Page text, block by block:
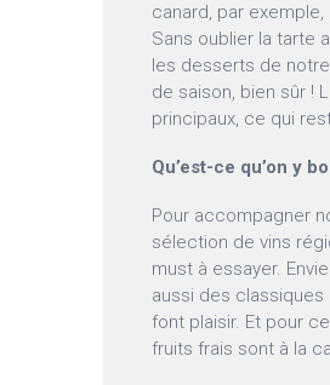
canard, par
Sans oublier la tarte
les desserts de
de saison, bien sûr !
principaux, ce qui
Qu’est-ce qu’on y
Pour accompagner
sélection de vins
must à essayer.
aussi des classiques
font plaisir. Et pour
fruits frais sont à la